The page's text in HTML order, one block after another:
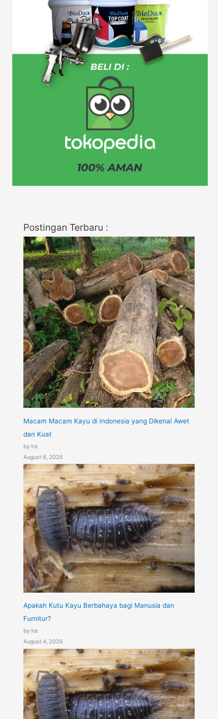
Postingan Terbaru :
Macam Macam Kayu di Indonesia yang Dikenal Awet
dan Kuat
by Ira
August 6, 2026
Apakah Kutu Kayu Berbahaya bagi Manusia dan
Furnitur?
by Ira
August 4, 2026